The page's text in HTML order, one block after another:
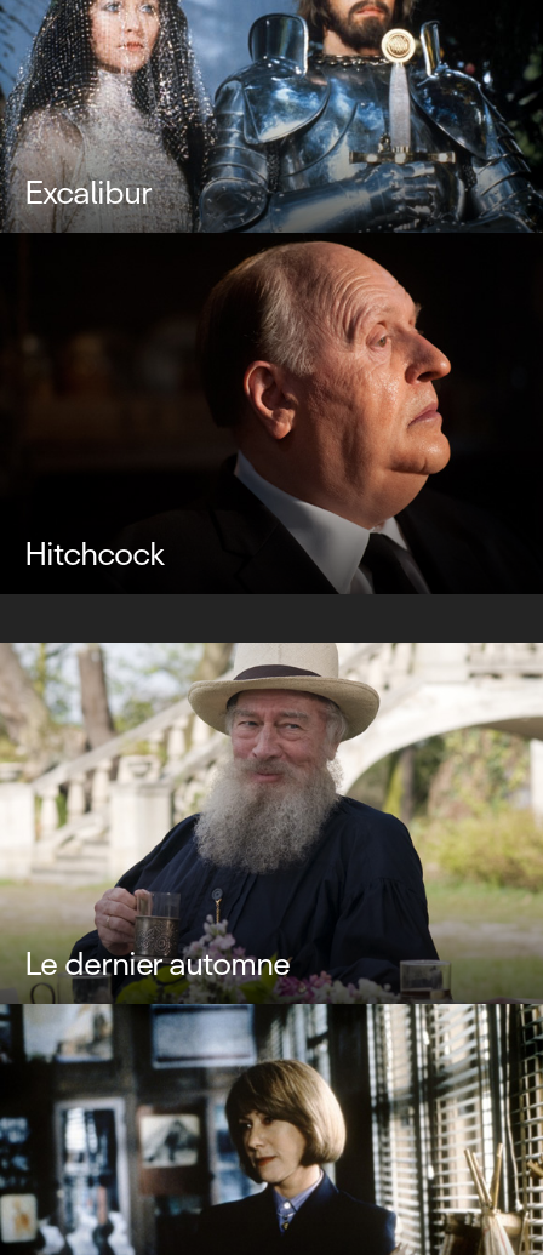
Excalibur
Hitchcock
Le dernier automne